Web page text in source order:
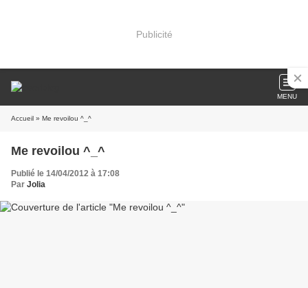
Publicité
MENU
Accueil » Me revoilou ^_^
Me revoilou ^_^
Publié le 14/04/2012 à 17:08
Par Jolia